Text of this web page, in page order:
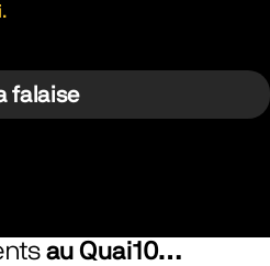
falaise
au Quai10…